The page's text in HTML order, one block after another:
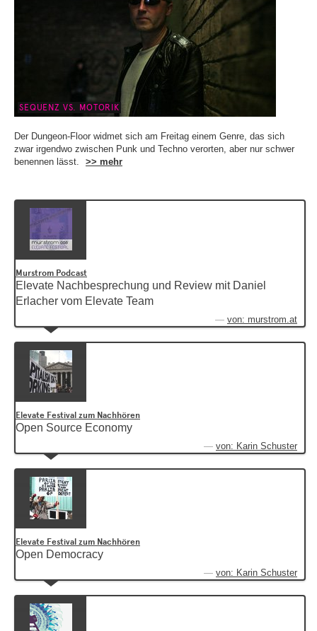
SEQUENZ VS. MOTORIK
Der Dungeon-Floor widmet sich am Freitag einem Genre, das sich
zwar irgendwo zwischen Punk und Techno verorten, aber nur schwer
benennen lässt.
>> mehr
Murstrom Podcast
Elevate Nachbesprechung und Review mit Daniel
Erlacher vom Elevate Team
von: murstrom.at
Elevate Festival zum Nachhören
Open Source Economy
von: Karin Schuster
Elevate Festival zum Nachhören
Open Democracy
von: Karin Schuster